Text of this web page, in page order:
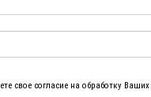
свое согласие на обработку Ваших